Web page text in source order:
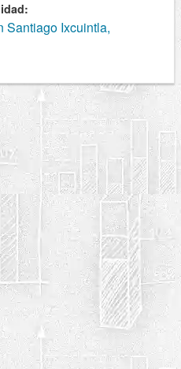
Santiago Ixcuintla,